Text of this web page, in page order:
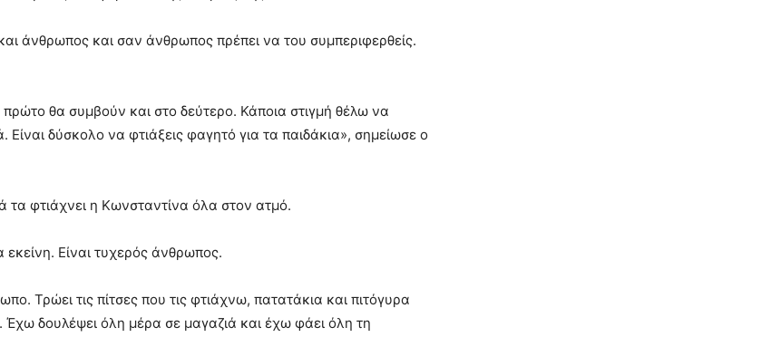
και άνθρωπος και σαν άνθρωπος πρέπει να του συμπεριφερθείς.
θα συμβούν και στο δεύτερο. Κάποια στιγμή θέλω να
δύσκολο να φτιάξεις φαγητό για τα παιδάκια», σημείωσε ο
φτιάχνει η Κωνσταντίνα όλα στον ατμό.
Είναι τυχερός άνθρωπος.
Τρώει τις πίτσες που τις φτιάχνω, πατατάκια και πιτόγυρα
δουλέψει όλη μέρα σε μαγαζιά και έχω φάει όλη τη